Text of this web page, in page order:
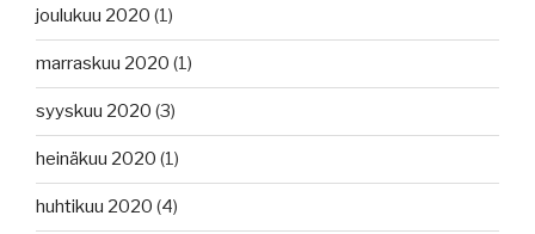
joulukuu 2020 (1)
marraskuu 2020 (1)
syyskuu 2020 (3)
heinäkuu 2020 (1)
huhtikuu 2020 (4)